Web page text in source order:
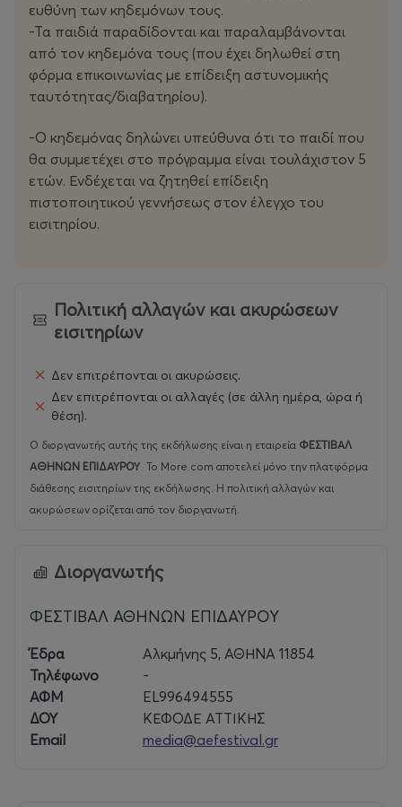
ευθύνη των κηδεμόνων τους.
-Τα παιδιά παραδίδονται και παραλαμβάνονται
από τον κηδεμόνα τους (που έχει δηλωθεί στη
φόρμα επικοινωνίας με επίδειξη αστυνομικής
ταυτότητας/διαβατηρίου).
-Ο κηδεμόνας δηλώνει υπεύθυνα ότι το παιδί που
θα συμμετέχει στο πρόγραμμα είναι τουλάχιστον 5
ετών. Ενδέχεται να ζητηθεί επίδειξη
πιστοποιητικού γεννήσεως στον έλεγχο του
εισιτηρίου.
Πολιτική αλλαγών και ακυρώσεων
εισιτηρίων
Δεν επιτρέπονται οι ακυρώσεις.
Δεν επιτρέπονται οι αλλαγές (σε άλλη ημέρα, ώρα ή
θέση).
Ο διοργανωτής αυτής της εκδήλωσης είναι η εταιρεία ΦΕΣΤΙΒΑΛ
ΑΘΗΝΩΝ ΕΠΙΔΑΥΡΟΥ. Το More.com αποτελεί μόνο την πλατφόρμα
διάθεσης εισιτηρίων της εκδήλωσης. Η πολιτική αλλαγών και
ακυρώσεων ορίζεται από τον διοργανωτή.
Διοργανωτής
ΦΕΣΤΙΒΑΛ ΑΘΗΝΩΝ ΕΠΙΔΑΥΡΟΥ
Έδρα
Αλκμήνης 5, ΑΘΗΝΑ 11854
Τηλέφωνο
-
ΑΦΜ
EL996494555
ΔΟΥ
ΚΕΦΟΔΕ ΑΤΤΙΚΗΣ
Email
media@aefestival.gr